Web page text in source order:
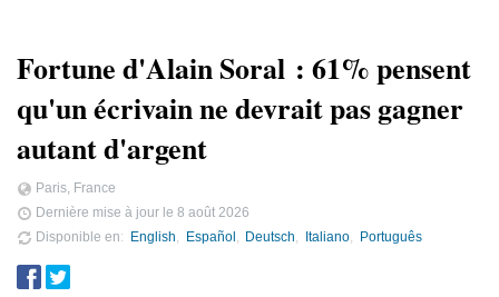
Fortune d'Alain Soral : 61% pensent
qu'un écrivain ne devrait pas gagner
autant d'argent
Paris, France
Dernière mise à jour le 8 août 2026
Disponible en
English Español Deutsch Italiano Português